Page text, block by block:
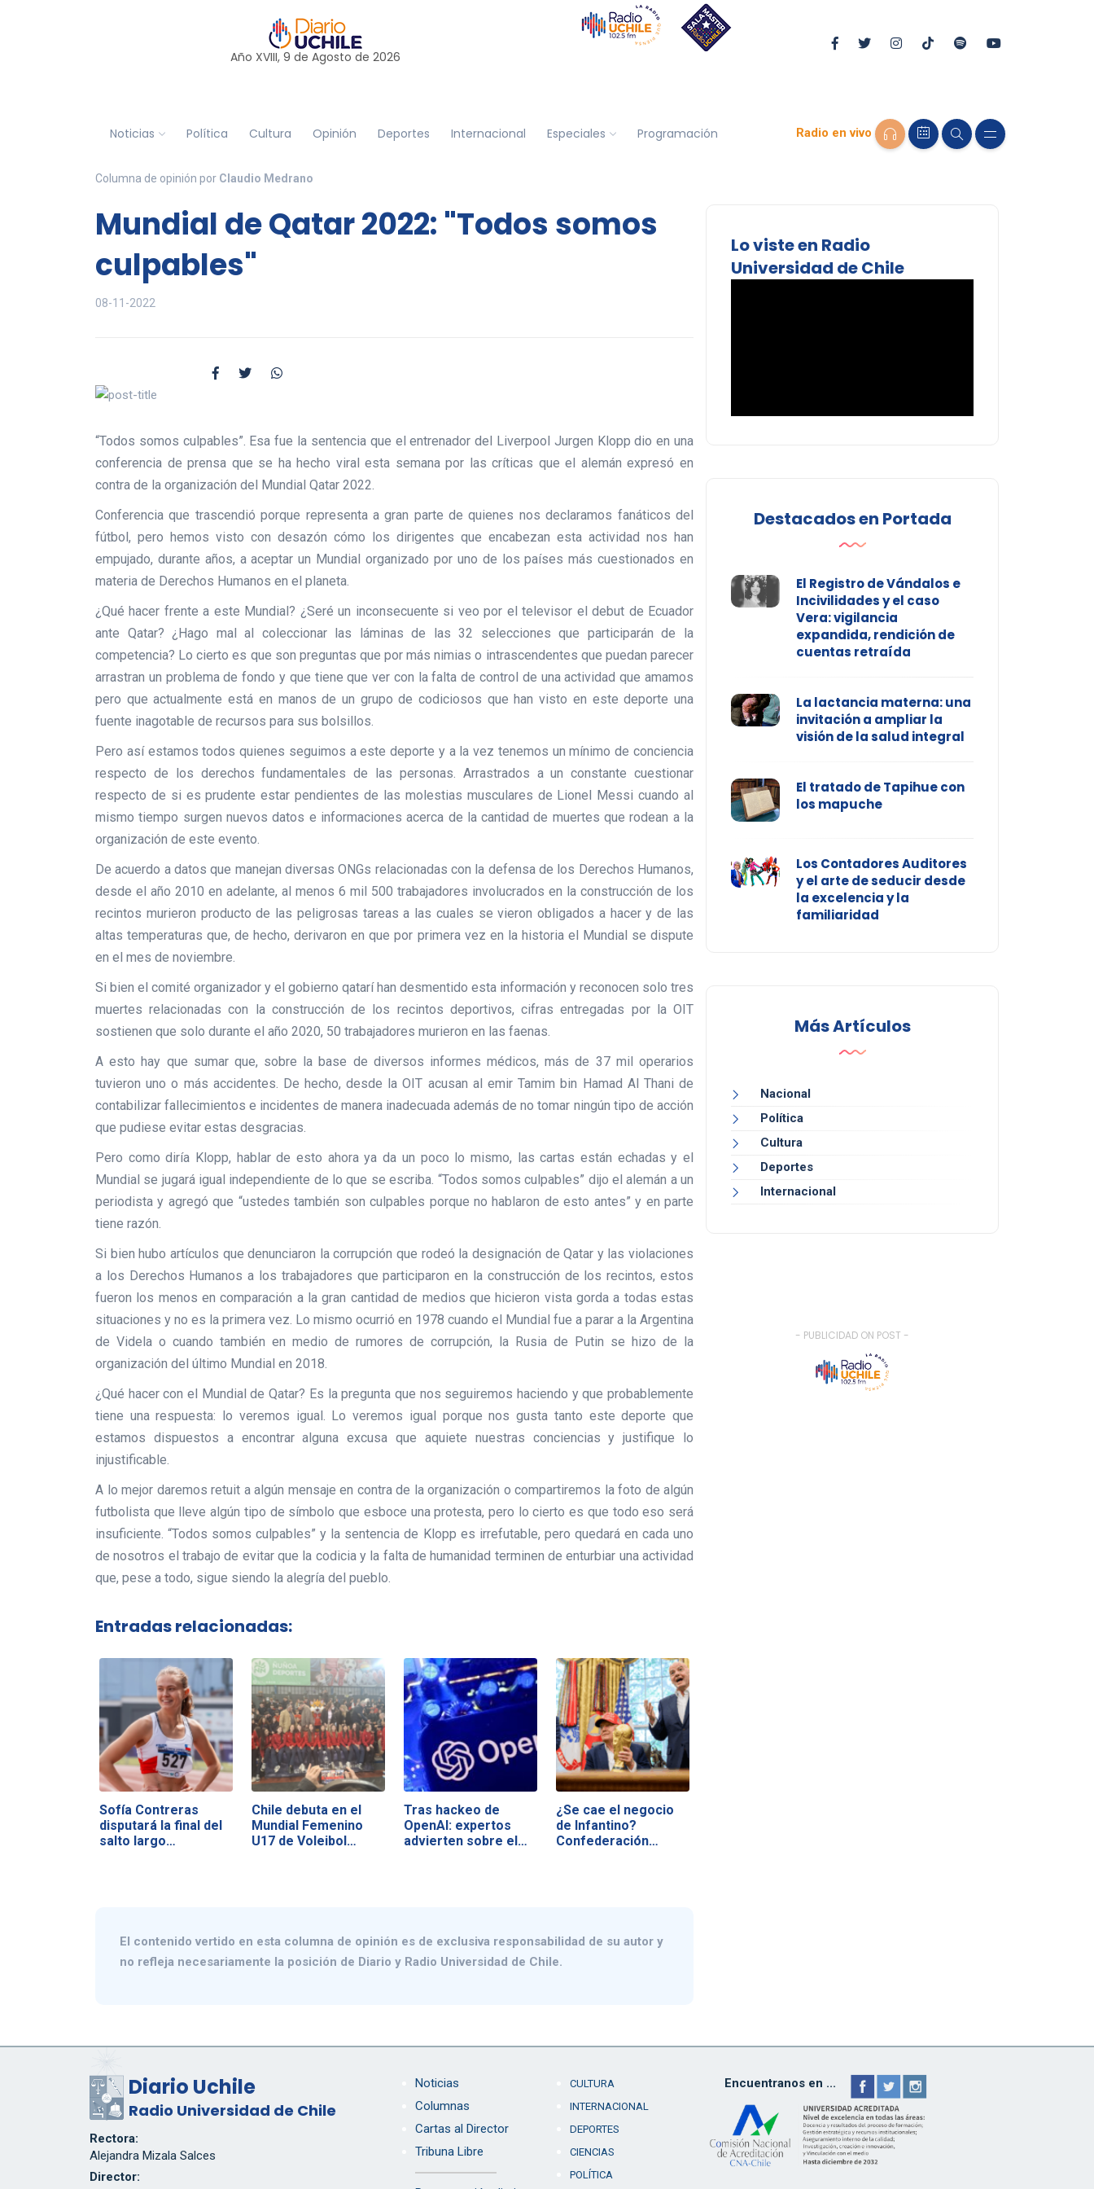
Año XVIII, 9 de Agosto de 2026
Noticias Política Cultura Opinión Deportes Internacional Especiales Programación Radio en vivo
Columna de opinión por Claudio Medrano
Mundial de Qatar 2022: "Todos somos
culpables"
08-11-2022
“Todos somos culpables”. Esa fue la sentencia que el entrenador del Liverpool Jurgen Klopp dio en una
conferencia de prensa que se ha hecho viral esta semana por las críticas que el alemán expresó en
contra de la organización del Mundial Qatar 2022.
Conferencia que trascendió porque representa a gran parte de quienes nos declaramos fanáticos del
fútbol, pero hemos visto con desazón cómo los dirigentes que encabezan esta actividad nos han
empujado, durante años, a aceptar un Mundial organizado por uno de los países más cuestionados en
materia de Derechos Humanos en el planeta.
¿Qué hacer frente a este Mundial? ¿Seré un inconsecuente si veo por el televisor el debut de Ecuador
ante Qatar? ¿Hago mal al coleccionar las láminas de las 32 selecciones que participarán de la
competencia? Lo cierto es que son preguntas que por más nimias o intrascendentes que puedan parecer
arrastran un problema de fondo y que tiene que ver con la falta de control de una actividad que amamos
pero que actualmente está en manos de un grupo de codiciosos que han visto en este deporte una
fuente inagotable de recursos para sus bolsillos.
Pero así estamos todos quienes seguimos a este deporte y a la vez tenemos un mínimo de conciencia
respecto de los derechos fundamentales de las personas. Arrastrados a un constante cuestionar
respecto de si es prudente estar pendientes de las molestias musculares de Lionel Messi cuando al
mismo tiempo surgen nuevos datos e informaciones acerca de la cantidad de muertes que rodean a la
organización de este evento.
De acuerdo a datos que manejan diversas ONGs relacionadas con la defensa de los Derechos Humanos,
desde el año 2010 en adelante, al menos 6 mil 500 trabajadores involucrados en la construcción de los
recintos murieron producto de las peligrosas tareas a las cuales se vieron obligados a hacer y de las
altas temperaturas que, de hecho, derivaron en que por primera vez en la historia el Mundial se dispute
en el mes de noviembre.
Si bien el comité organizador y el gobierno qatarí han desmentido esta información y reconocen solo tres
muertes relacionadas con la construcción de los recintos deportivos, cifras entregadas por la OIT
sostienen que solo durante el año 2020, 50 trabajadores murieron en las faenas.
A esto hay que sumar que, sobre la base de diversos informes médicos, más de 37 mil operarios
tuvieron uno o más accidentes. De hecho, desde la OIT acusan al emir Tamim bin Hamad Al Thani de
contabilizar fallecimientos e incidentes de manera inadecuada además de no tomar ningún tipo de acción
que pudiese evitar estas desgracias.
Pero como diría Klopp, hablar de esto ahora ya da un poco lo mismo, las cartas están echadas y el
Mundial se jugará igual independiente de lo que se escriba. “Todos somos culpables” dijo el alemán a un
periodista y agregó que “ustedes también son culpables porque no hablaron de esto antes” y en parte
tiene razón.
Si bien hubo artículos que denunciaron la corrupción que rodeó la designación de Qatar y las violaciones
a los Derechos Humanos a los trabajadores que participaron en la construcción de los recintos, estos
fueron los menos en comparación a la gran cantidad de medios que hicieron vista gorda a todas estas
situaciones y no es la primera vez. Lo mismo ocurrió en 1978 cuando el Mundial fue a parar a la Argentina
de Videla o cuando también en medio de rumores de corrupción, la Rusia de Putin se hizo de la
organización del último Mundial en 2018.
¿Qué hacer con el Mundial de Qatar? Es la pregunta que nos seguiremos haciendo y que probablemente
tiene una respuesta: lo veremos igual. Lo veremos igual porque nos gusta tanto este deporte que
estamos dispuestos a encontrar alguna excusa que aquiete nuestras conciencias y justifique lo
injustificable.
A lo mejor daremos retuit a algún mensaje en contra de la organización o compartiremos la foto de algún
futbolista que lleve algún tipo de símbolo que esboce una protesta, pero lo cierto es que todo eso será
insuficiente. “Todos somos culpables” y la sentencia de Klopp es irrefutable, pero quedará en cada uno
de nosotros el trabajo de evitar que la codicia y la falta de humanidad terminen de enturbiar una actividad
que, pese a todo, sigue siendo la alegría del pueblo.
Entradas relacionadas:
Sofía Contreras
disputará la final del
salto largo…
Chile debuta en el
Mundial Femenino
U17 de Voleibol…
Tras hackeo de
OpenAI: expertos
advierten sobre el…
¿Se cae el negocio
de Infantino?
Confederación…
El contenido vertido en esta columna de opinión es de exclusiva responsabilidad de su autor y
no refleja necesariamente la posición de Diario y Radio Universidad de Chile.
Lo viste en Radio
Universidad de Chile
Destacados en Portada
El Registro de Vándalos e
Incivilidades y el caso
Vera: vigilancia
expandida, rendición de
cuentas retraída
La lactancia materna: una
invitación a ampliar la
visión de la salud integral
El tratado de Tapihue con
los mapuche
Los Contadores Auditores
y el arte de seducir desde
la excelencia y la
familiaridad
Más Artículos
Nacional
Política
Cultura
Deportes
Internacional
- PUBLICIDAD ON POST -
Diario Uchile
Radio Universidad de Chile
Rectora:
Alejandra Mizala Salces
Director:
Noticias
Columnas
Cartas al Director
Tribuna Libre
CULTURA
INTERNACIONAL
DEPORTES
CIENCIAS
POLÍTICA
Encuentranos en ...